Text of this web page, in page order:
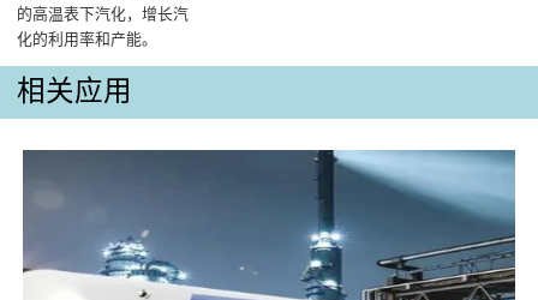
的高温表下汽化，增长汽
化的利用率和产能‌。
相关应用